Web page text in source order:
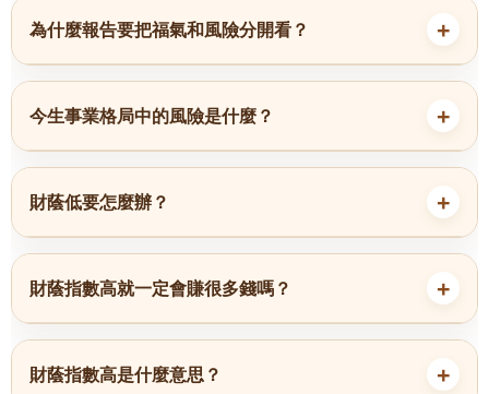
為什麼報告要把福氣和風險分開看？
今生事業格局中的風險是什麼？
財蔭低要怎麼辦？
財蔭指數高就一定會賺很多錢嗎？
財蔭指數高是什麼意思？